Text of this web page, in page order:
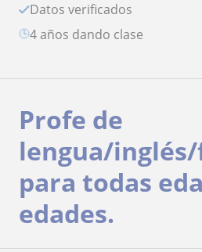
Datos verificados
4 años dando clase
Profe de
lengua/
para todas
edades.